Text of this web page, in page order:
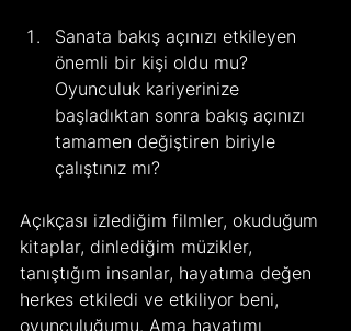
Sanata bakış açınızı etkileyen
önemli bir kişi oldu mu?
Oyunculuk kariyerinize
başladıktan sonra bakış açınızı
tamamen değiştiren biriyle
çalıştınız mı?
Açıkçası izlediğim filmler, okuduğum
kitaplar, dinlediğim müzikler,
tanıştığım insanlar, hayatıma değen
herkes etkiledi ve etkiliyor beni,
oyunculuğumu. Ama hayatımı